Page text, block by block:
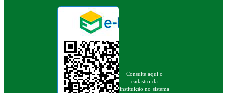
Consulte aqui o
cadastro da
instituição no sistema